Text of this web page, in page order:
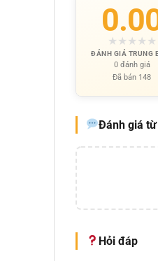
★ ★ ★ ★ ★
ĐÁNH GIÁ TRUNG
0 đánh giá
Đã bán 148
Đánh giá
Hỏi đáp